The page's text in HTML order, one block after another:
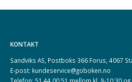
KONTAKT
Sandviks AS, Postboks 366 Forus, 4067
E-post: kundeservice@goboken.no